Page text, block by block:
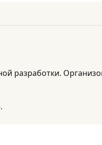
разработки.
.